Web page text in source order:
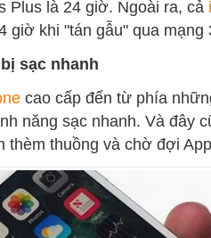
Plus là 24 giờ. Ngoài ra, cả i
giờ khi "tán gẫu" qua mạng
sạc nhanh
cao cấp đến từ phía
năng sạc nhanh. Và đây
thèm thuồng và chờ đợi